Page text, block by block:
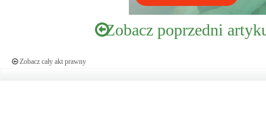
Zobacz poprzedni
Zobacz cały akt prawny